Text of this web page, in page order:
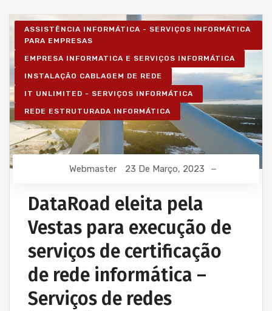
ASSISTÊNCIA INFORMÁTICA - SERVIÇOS INFORMÁTICA
PARA EMPRESAS
EMPRESA INFORMATICA E SERVIÇOS INFORMÁTICA
INSTALAÇÃO CABLAGEM DE REDE
IT UNLIMITED - SERVIÇOS INFORMÁTICA
REDE ESTRUTURADA INFORMÁTICA
Webmaster 23 De Março, 2023
DataRoad eleita pela
Vestas para execução de
serviços de certificação
de rede informática –
Serviços de redes